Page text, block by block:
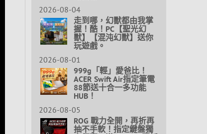
2026-08-04
走到哪，幻獸都由我掌
握！酷！PC【聖光幻
獸】【混沌幻獸】送你
玩遊戲。
2026-08-01
999g「輕」愛爸比！
ACER Swift Air指定筆電
88節送十合一多功能
HUB！
2026-08-05
ROG 戰力全開，再折再
抽不手軟！指定鍵盤獨